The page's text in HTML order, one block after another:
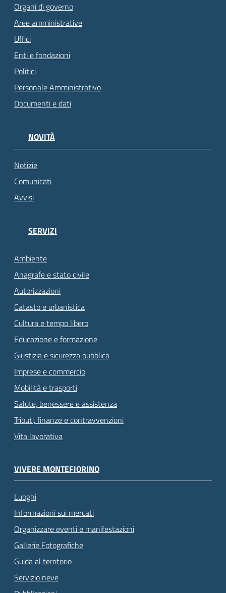
Organi di governo
Aree amministrative
Uffici
Enti e fondazioni
Politici
Personale Amministrativo
Documenti e dati
NOVITÀ
Notizie
Comunicati
Avvisi
SERVIZI
Ambiente
Anagrafe e stato civile
Autorizzazioni
Catasto e urbanistica
Cultura e tempo libero
Educazione e formazione
Giustizia e sicurezza pubblica
Imprese e commercio
Mobilità e trasporti
Salute, benessere e assistenza
Tributi, finanze e contravvenzioni
Vita lavorativa
VIVERE MONTEFIORINO
Luoghi
Informazioni sui mercati
Organizzare eventi e manifestazioni
Gallerie Fotografiche
Guida al territorio
Servizio neve